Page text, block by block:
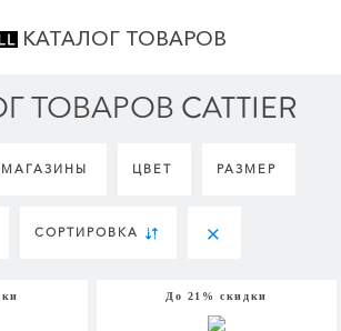
КАТАЛОГ ТОВАРОВ
ТОВАРОВ CATTIER
МАГАЗИНЫ ЦВЕТ РАЗМЕР
СОРТИРОВКА
До 21% скидки